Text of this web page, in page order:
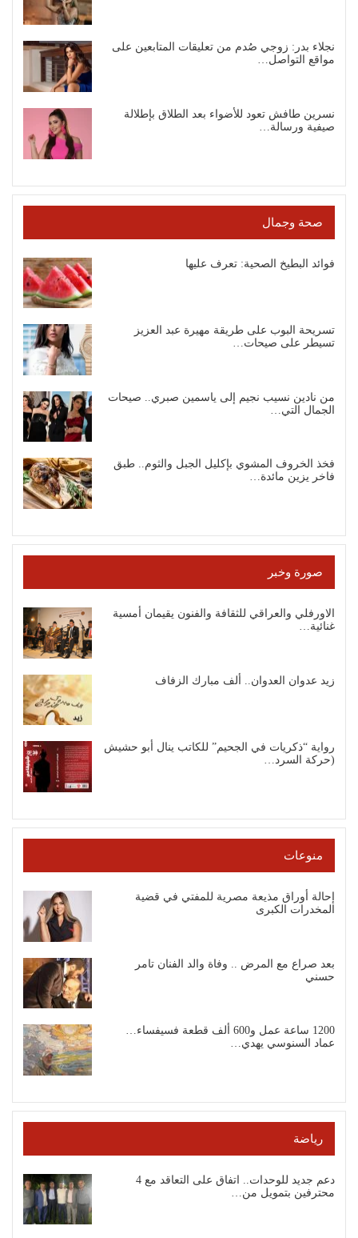
نجلاء بدر: زوجي صُدم من تعليقات المتابعين على
مواقع التواصل…
نسرين طافش تعود للأضواء بعد الطلاق بإطلالة
صيفية ورسالة…
صحة وجمال
فوائد البطيخ الصحية: تعرف عليها
تسريحة البوب على طريقة مهيرة عبد العزيز
تسيطر على صيحات…
من نادين نسيب نجيم إلى ياسمين صبري.. صيحات
الجمال التي…
فخذ الخروف المشوي بإكليل الجبل والثوم.. طبق
فاخر يزين مائدة…
صورة وخبر
الاورفلي والعراقي للثقافة والفنون يقيمان أمسية
غنائية…
زيد عدوان العدوان.. ألف مبارك الزفاف
رواية “ذكريات في الجحيم” للكاتب ينال أبو حشيش
(حركة السرد…
منوعات
إحالة أوراق مذيعة مصرية للمفتي في قضية
المخدرات الكبرى
بعد صراع مع المرض .. وفاة والد الفنان تامر
حسني
1200 ساعة عمل و600 ألف قطعة فسيفساء…
عماد السنوسي يهدي…
رياضة
دعم جديد للوحدات.. اتفاق على التعاقد مع 4
محترفين بتمويل من…